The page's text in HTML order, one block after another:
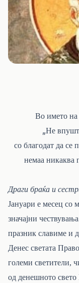
Во името
„Не
со благодат да се
немаа никаква
Драги браќа и
Јануари е месец со
значајни
празник славиме и
Денес светата
големи светители,
од денешното свето